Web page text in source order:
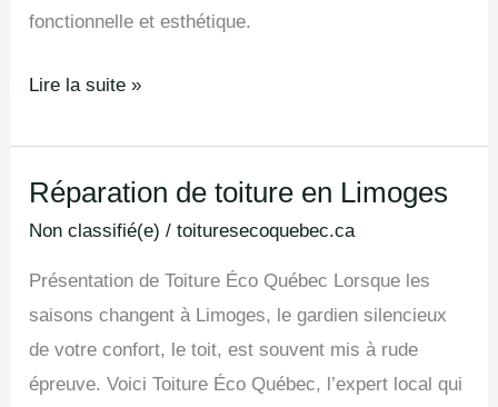
fonctionnelle et esthétique.
Lire la suite »
Réparation de toiture en Limoges
Non classifié(e) /toituresecoquebec.ca
Présentation de Toiture Éco Québec Lorsque les
saisons changent à Limoges, le gardien silencieux
de votre confort, le toit, est souvent mis à rude
épreuve. Voici Toiture Éco Québec, l’expert local qui
Réparation
de